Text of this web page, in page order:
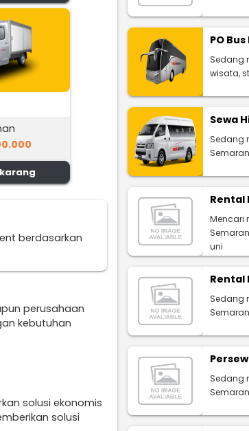
berdasarkan
perusahaan
kebutuhan
solusi ekonomis
solusi
PO
Sedang
wisata,
Sewa
Sedang
Rental
Mencari
uni
Rental
Sedang
Sedang